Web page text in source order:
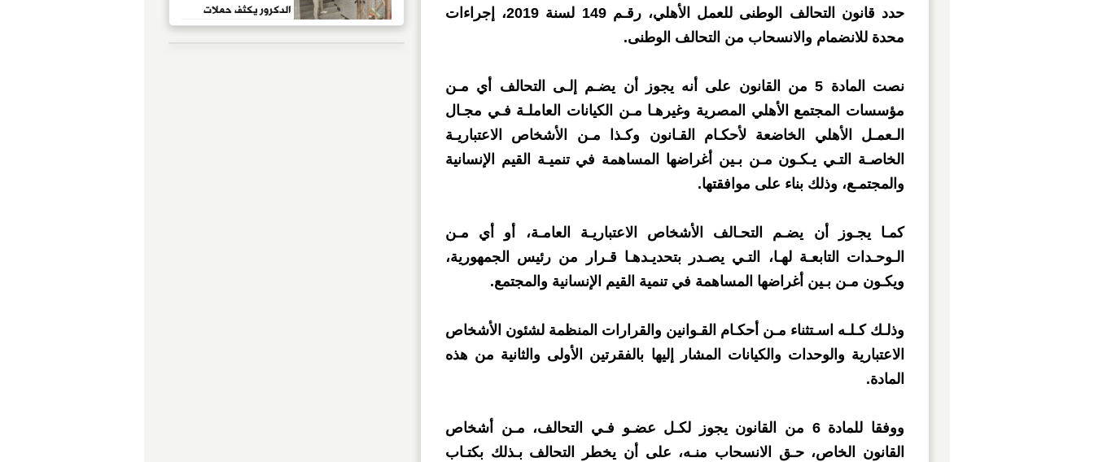
حدد قانون التحالف الوطنى للعمل الأهلي، رقـم 149 لسنة 2019، إجراءات
محدة للانضمام والانسحاب من التحالف الوطنى.
نصت المادة 5 من القانون على أنه يجوز أن يضـم إلـى التحالف أي مـن
مؤسسات المجتمع الأهلي المصرية وغيرهـا مـن الكيانات العاملـة فـي مجـال
الـعمـل الأهلي الخاضعة لأحكـام القـانون وكـذا مـن الأشخاص الاعتباريـة
الخاصـة التـي يـكـون مـن بـين أغراضها المساهمة في تنميـة القيم الإنسانية
والمجتمـع، وذلك بناء على موافقتها.
كمـا يجـوز أن يضـم التحـالف الأشخاص الاعتباريـة العامـة، أو أي مـن
الـوحـدات التابعـة لهـا، التـي يصـدر بتحديـدهـا قـرار من رئيس الجمهورية،
ويكـون مـن بـين أغراضها المساهمة في تنمية القيم الإنسانية والمجتمع.
وذلـك كـلـه اسـتثناء مـن أحكـام القـوانين والقرارات المنظمة لشئون الأشخاص
الاعتبارية والوحدات والكيانات المشار إليها بالفقرتين الأولى والثانية من هذه
المادة.
ووفقا للمادة 6 من القانون يجوز لكـل عضـو فـي التحالف، مـن أشخاص
القانون الخاص، حـق الانسحاب منـه، على أن يخطر التحالف بـذلك بكتـاب
الدكرور يكثف حملات
التوعية بالتصالح